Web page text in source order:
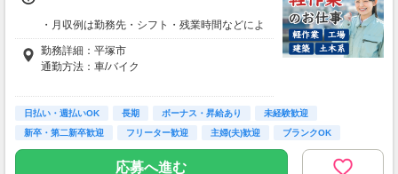
・月収例は勤務先・シフト・残業時間などによ
り変動します
・各種手当あり（残業手当、休出手当、深夜勤
務がある場合は深夜手当 など）
■日払い制度（新制度）※規定あり
・最短5分で働いた分の給与を口座受取可能
・スマホからカンタン申請
・1,000円単位で利用可能
勤務詳細：平塚市
通勤方法：車/バイク
※構内の（無料）駐車場利用OK
※募集の勤務地は面接地の一例です。
ご希望の地域や条件などを伺いながらあなた
に合ったお仕事をご紹介します！
日払い・週払いOK 長期 ボーナス・昇給あり
未経験歓迎
新卒・第二新卒歓迎
フリーター歓迎 主婦(夫)歓迎
ブランクOK
学歴不問
応募へ進む